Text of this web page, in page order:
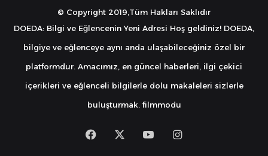
© Copyright 2019,Tüm Hakları Saklıdır
DOEDA: Bilgi ve Eğlencenin Yeni Adresi Hoş geldiniz! DOEDA,
bilgiye ve eğlenceye aynı anda ulaşabileceğiniz özel bir
platformdur. Amacımız, en güncel haberleri, ilgi çekici
içerikleri ve eğlenceli bilgilerle dolu makaleleri sizlerle
buluşturmak. filmmodu
FacebookYouTubeInstagram